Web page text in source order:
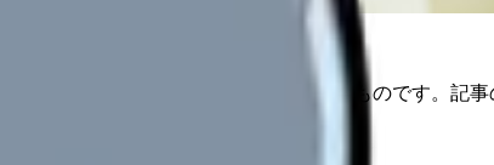
しています。掲載情報は公開日時点のものです。記